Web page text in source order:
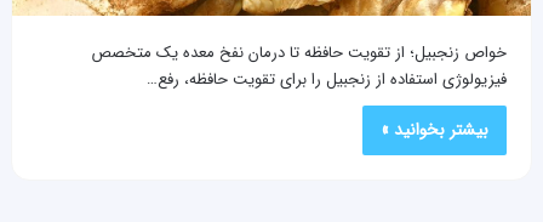
خواص زنجبیل؛ از تقویت حافظه تا درمان نفخ معده یک متخصص
فیزیولوژی استفاده از زنجبیل را برای تقویت حافظه، رفع…
بیشتر بخوانید »